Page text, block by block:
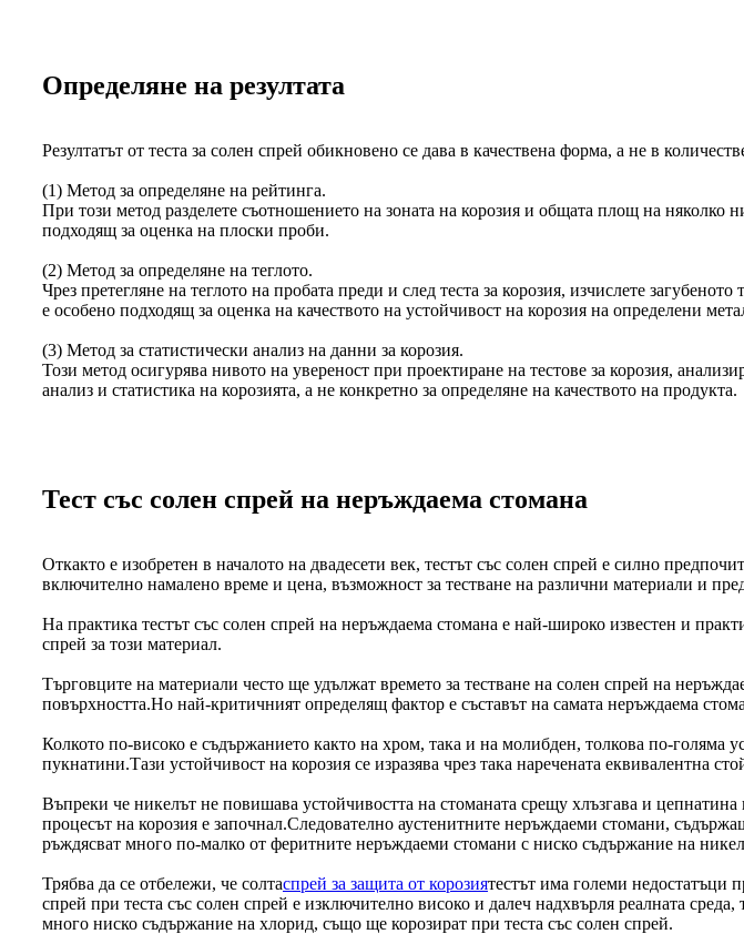
Определяне на резултата
Резултатът от теста за солен спрей обикновено се дава в качествена форма, а не в
(1) Метод за определяне на рейтинга.
При този метод разделете съотношението на зоната на корозия и общата площ на няколко
подходящ за оценка на плоски проби.
(2) Метод за определяне на теглото.
Чрез претегляне на теглото на пробата преди и след теста за корозия, изчислете
е особено подходящ за оценка на качеството на устойчивост на корозия на определени
(3) Метод за статистически анализ на данни за корозия.
Този метод осигурява нивото на увереност при проектиране на тестове за корозия,
анализ и статистика на корозията, а не конкретно за определяне на качеството на продукта.
Тест със солен спрей на неръждаема стомана
Откакто е изобретен в началото на двадесети век, тестът със солен спрей е силно
включително намалено време и цена, възможност за тестване на различни материали и
На практика тестът със солен спрей на неръждаема стомана е най-широко известен и
спрей за този материал.
Търговците на материали често ще удължат времето за тестване на солен спрей на
повърхността.Но най-критичният определящ фактор е съставът на самата неръждаема
Колкото по-високо е съдържанието както на хром, така и на молибден, толкова по-голяма
пукнатини.Тази устойчивост на корозия се изразява чрез така наречената еквивалентна
Въпреки че никелът не повишава устойчивостта на стоманата срещу хлъзгава и
процесът на корозия е започнал.Следователно аустенитните неръждаеми стомани,
ръждясват много по-малко от феритните неръждаеми стомани с ниско съдържание на
Трябва да се отбележи, че солтаспрей за защита от корозиятестът има големи недостатъци
спрей при теста със солен спрей е изключително високо и далеч надхвърля реалната
много ниско съдържание на хлорид, също ще корозират при теста със солен спрей.